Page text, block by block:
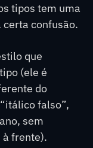
tipos tem uma
confusão.
que
(ele é
do
falso”,
sem
frente).